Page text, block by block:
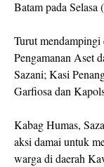
Batam pada Selasa
Turut
Pengamanan Aset
Sazani; Kasi
Garfiosa dan
Kabag Humas,
aksi damai untuk
warga di daerah